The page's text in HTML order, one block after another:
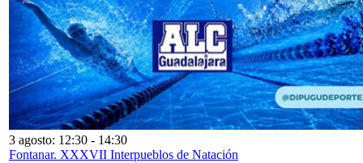
3 agosto: 12:30 - 14:30
Fontanar. XXXVII Interpueblos de Natación